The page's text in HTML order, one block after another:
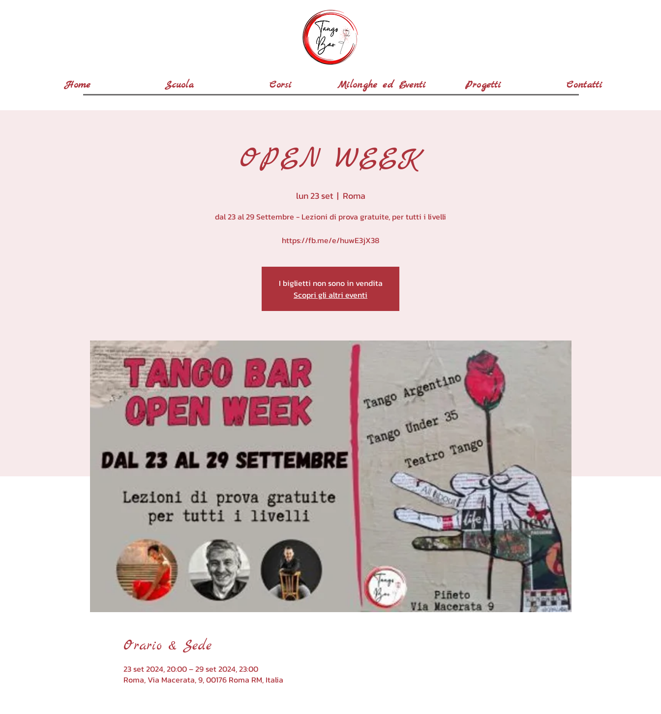
Home Scuola Corsi Milonghe ed Eventi Progetti Contatti
OPEN WEEK
lun 23 set
  |
Roma
dal 23 al 29 Settembre - Lezioni di prova gratuite, per tutti i livelli
https://fb.me/e/huwE3jX38
I biglietti non sono in vendita
Scopri gli altri eventi
Orario & Sede
23 set 2024, 20:00 – 29 set 2024, 23:00
Roma, Via Macerata, 9, 00176 Roma RM, Italia